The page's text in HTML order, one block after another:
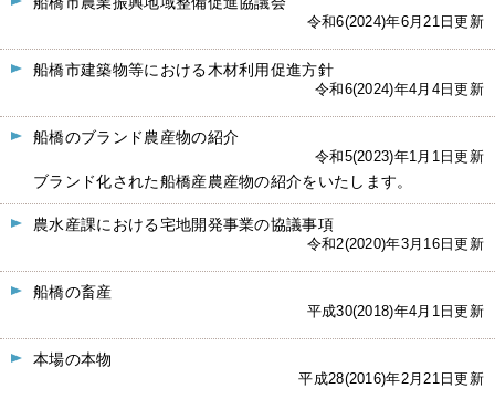
令和6(2024)年6月21日更新
船橋市建築物等における木材利用促進方針
令和6(2024)年4月4日更新
船橋のブランド農産物の紹介
令和5(2023)年1月1日更新
ブランド化された船橋産農産物の紹介をいたします。
農水産課における宅地開発事業の協議事項
令和2(2020)年3月16日更新
船橋の畜産
平成30(2018)年4月1日更新
本場の本物
平成28(2016)年2月21日更新